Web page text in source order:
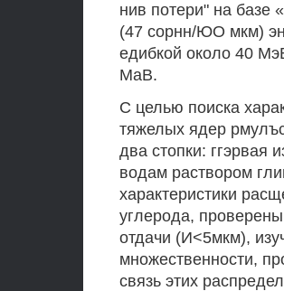
нив потери" на базе
(47 сорнн/ЮО мкм)
едибкой около 40
МаВ.
С целью поиска
тяжелых ядер
два стопки: ггэрвая
водам раствором
характеристики
углерода,
отдачи (И<5мкм),
множественности,
связь этих